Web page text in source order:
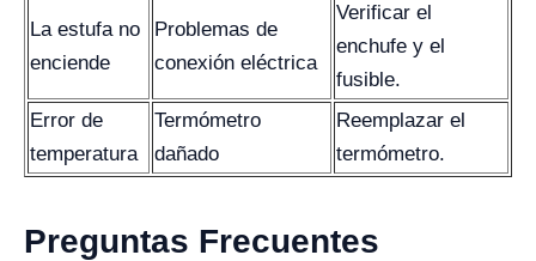
La estufa no
enciende
Problemas de
conexión eléctrica
Verificar el
enchufe y el
fusible.
Error de
temperatura
Termómetro
dañado
Reemplazar el
termómetro.
Preguntas Frecuentes